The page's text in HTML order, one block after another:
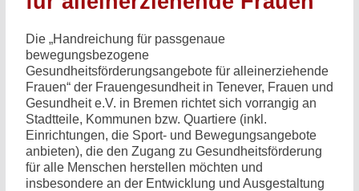
Die „Handreichung für passgenaue
bewegungsbezogene
Gesundheitsförderungsangebote für alleinerziehende
Frauen“ der Frauengesundheit in Tenever, Frauen und
Gesundheit e.V. in Bremen richtet sich vorrangig an
Stadtteile, Kommunen bzw. Quartiere (inkl.
Einrichtungen, die Sport- und Bewegungsangebote
anbieten), die den Zugang zu Gesundheitsförderung
für alle Menschen herstellen möchten und
insbesondere an der Entwicklung und Ausgestaltung